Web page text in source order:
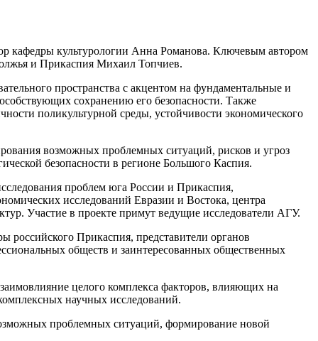
кафедры культурологии Анна Романова. Ключевым автором
и Прикаспия Михаил Топчиев.
пространства с акцентом на фундаментальные и
сохранению его безопасности. Также
поликультурной среды, устойчивости экономического
возможных проблемных ситуаций, рисков и угроз
безопасности в регионе Большого Каспия.
проблем юга России и Прикаспия,
исследований Евразии и Востока, центра
Участие в проекте примут ведущие исследователи АГУ.
российского Прикаспия, представители органов
обществ и заинтересованных общественных
целого комплекса факторов, влияющих на
научных исследований.
проблемных ситуаций, формирование новой